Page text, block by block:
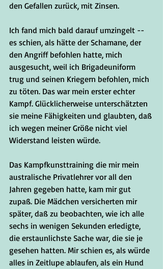
den Gefallen zurück, mit Zinsen.
Ich fand mich bald darauf umzingelt --
es schien, als hätte der Schamane, der
den Angriff befohlen hatte, mich
ausgesucht, weil ich Brigadeuniform
trug und seinen Kriegern befohlen, mich
zu töten. Das war mein erster echter
Kampf. Glücklicherweise unterschätzten
sie meine Fähigkeiten und glaubten, daß
ich wegen meiner Größe nicht viel
Widerstand leisten würde.
Das Kampfkunsttraining die mir mein
australische Privatlehrer vor all den
Jahren gegeben hatte, kam mir gut
zupaß. Die Mädchen versicherten mir
später, daß zu beobachten, wie ich alle
sechs in wenigen Sekunden erledigte,
die erstaunlichste Sache war, die sie je
gesehen hatten. Mir schien es, als würde
alles in Zeitlupe ablaufen, als ein Hund